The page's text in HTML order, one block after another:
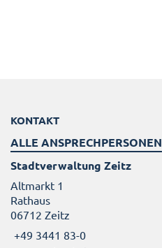
KONTAKT
ALLE ANSPRECHPERSONEN
Stadtverwaltung Zeitz
Altmarkt 1
Rathaus
06712 Zeitz
+49 3441 83-0